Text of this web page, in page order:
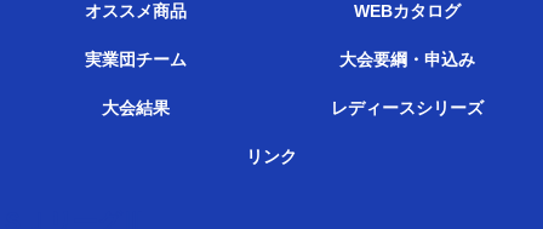
オススメ商品 WEBカタログ
実業団チーム 大会要綱・申込み
大会結果 レディースシリーズ
リンク